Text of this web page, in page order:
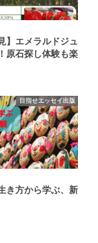
】エメラルドジュ
原石探し体験も楽
目指せエッセイ出版
き方から学ぶ、新